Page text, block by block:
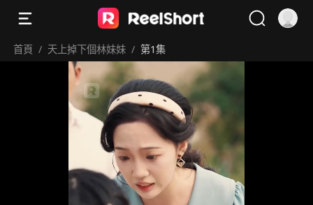
首頁 / 天上掉下個林妹妹 / 第1集